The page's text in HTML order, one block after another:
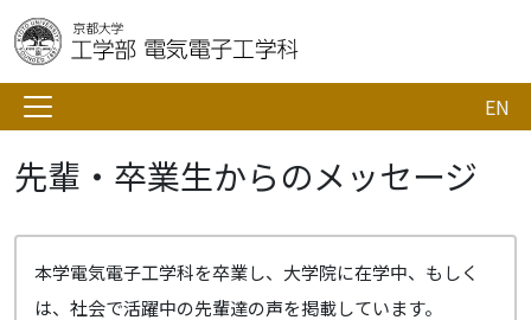
EN
先輩・卒業生からのメッセージ
本学電気電子工学科を卒業し、大学院に在学中、もしく
は、社会で活躍中の先輩達の声を掲載しています。